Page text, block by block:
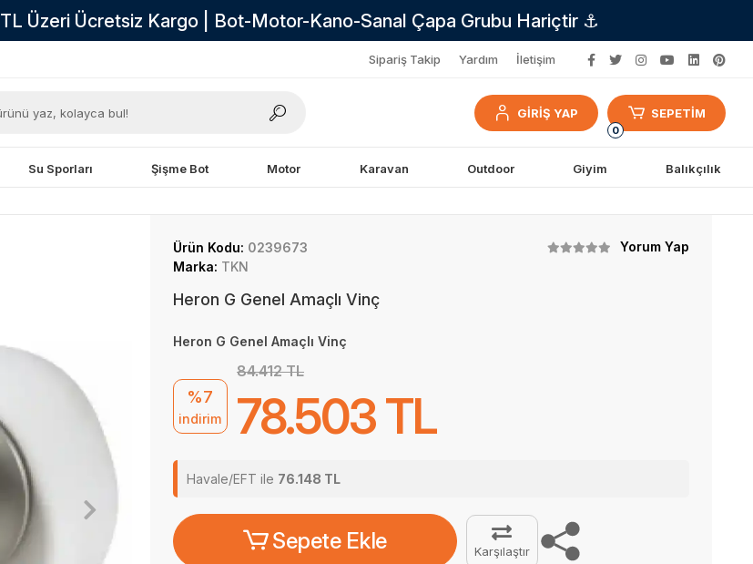
Üzeri Ücretsiz Kargo | Bot-Motor-Kano-Sanal Çapa Grubu Hariçtir ⚓
Sipariş Takip Yardım İletişim
GİRİŞ YAP
0
SEPETİM
Su Sporları Şişme Bot Motor Karavan Outdoor Giyim Balıkçılık
Ürün Kodu: 0239673
Yorum Yap
Marka: TKN
Heron G Genel Amaçlı Vinç
Heron G Genel Amaçlı Vinç
%7
indirim
84.412 TL
78.503 TL
Havale/EFT ile 76.148 TL
Sepete Ekle Karşılaştır